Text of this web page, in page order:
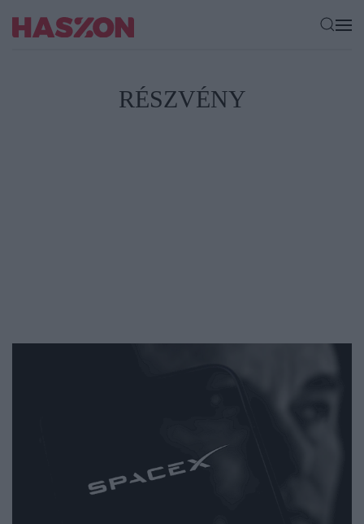
RÉSZVÉNY